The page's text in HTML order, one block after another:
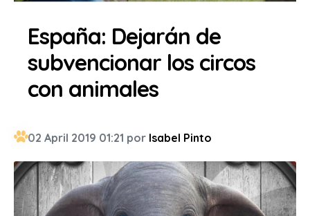
España: Dejarán de
subvencionar los circos
con animales
02 April 2019 01:21 por Isabel Pinto